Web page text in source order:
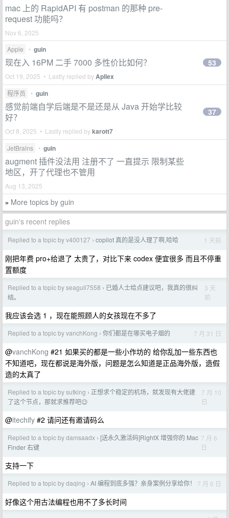
mac 上的 RapidAPI 有 postman 的那种 pre-
request 功能吗？
Nov 6, 2025
Apple
• guin
现在入 16PM 二手 7000 多性价比如何？
Oct 19, 2025 • Lastly replied byApllex
53
程序员 • guin
感觉前端自学后端是不是还是从 Java 开始学比较
好？
Oct 8, 2025 • Lastly replied bykarott7
37
JetBrains • guin
augment 插件没法用 注册不了 一直提示 限制某些
地区，开了代理也不管用
Aug 13, 2025
» More topics by guin
guin's recent replies
Replied to a topic by v400127 › copilot 真的是没人理了啊,哈哈 1 天前
刚把年费 pro+给退了 太贵了，对比下来 codex 便宜很多 而且不停重
置额度
Replied to a topic by seagull7558 › 已婚人士给点建议吧，我真的很纠
结。
3 天
前
我应该会选 1 ，现在能照顾人的女孩现在不多了
Replied to a topic by vanchKong › 你们都是在哪买电子烟的 7 月 31 日
@vanchKong #21 如果买的都是一些小作坊的 给你乱加一些东西也
不知道吧，现在都说是海外版，问题是怎么知道是正品海外版，造假
造的太真了
Replied to a topic by sutking › 正想求个稳定的机场，就发现有大佬建
了这个节点，那就求推荐吧😉
7 月 10
日
@itechify #2 请问还有邀请码么
Replied to a topic by damsaadx › [送永久激活码]RightX 增强你的 Mac
Finder 右键
7 月 6
日
支持一下
Replied to a topic by daqing › AI 编程到底多强？亲身案例分享给你！ 7 月 6 日
好像这个用古法编程也用不了多长时间